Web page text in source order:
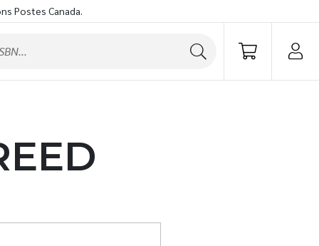
Postes Canada.